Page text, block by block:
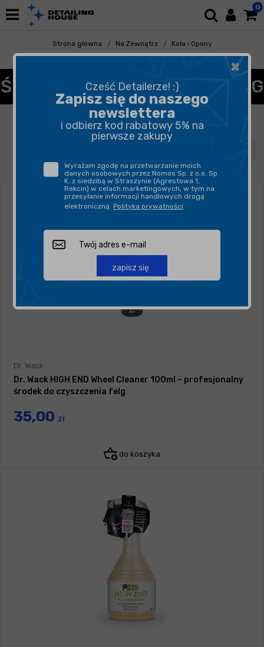
0
Strona główna Na Zewnątrz
Koła i Opony
Czyszczenie Felg
ŚRODKI DO CZYSZCZENIA FELG
FILTROWANIE SORTUJ
Dr. Wack
Dr. Wack HIGH END Wheel Cleaner 100ml – profesjonalny
środek do czyszczenia felg
35,00 zł
do koszyka
×
Cześć Detailerze! :)
Zapisz się do naszego
newslettera
i odbierz kod rabatowy 5% na
pierwsze zakupy
Wyrażam zgodę na przetwarzanie moich
danych osobowych przez Nomos Sp. z o.o. Sp.
K. z siedzibą w Straszynie (Agrestowa 1,
Rekcin) w celach marketingowych, w tym na
przesyłanie informacji handlowych drogą
elektroniczną. Polityka prywatności.
zapisz się